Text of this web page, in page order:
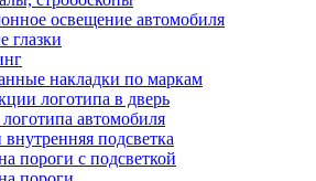
освещение автомобиля
глазки
накладки по маркам
логотипа в дверь
автомобиля
подсветка
пороги с подсветкой